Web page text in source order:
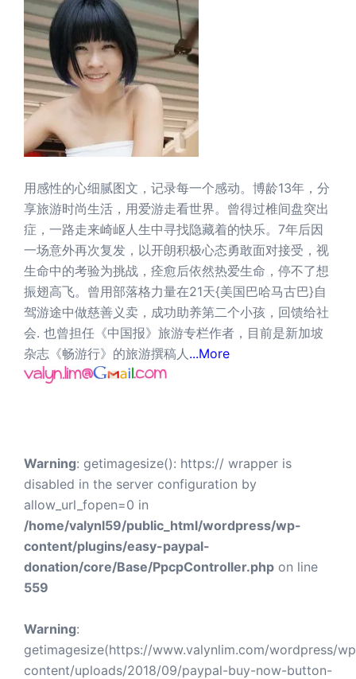
用感性的心细腻图文，记录每一个感动。博龄13年，分
享旅游时尚生活，用爱游走看世界。曾得过椎间盘突出
症，一路走来崎岖人生中寻找隐藏着的快乐。7年后因
一场意外再次复发，以开朗积极心态勇敢面对接受，视
生命中的考验为挑战，痊愈后依然热爱生命，停不了想
振翅高飞。曾用部落格力量在21天{美国巴哈马古巴}自
驾游途中做慈善义卖，成功助养第二个小孩，回馈给社
会. 也曾担任《中国报》旅游专栏作者，目前是新加坡
杂志《畅游行》的旅游撰稿人 ...More
Warning: getimagesize(): https:// wrapper is
disabled in the server configuration by
allow_url_fopen=0 in
/home/valynl59/public_html/wordpress/wp-
content/plugins/easy-paypal-
donation/core/Base/PpcpController.php on line
559
Warning:
getimagesize(https://www.valynlim.com/wordpress/
content/uploads/2018/09/paypal-buy-now-button-